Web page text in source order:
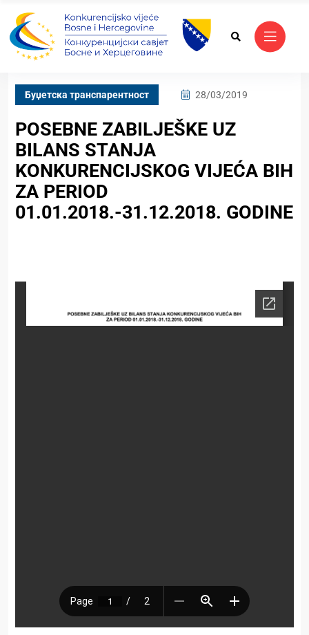
Буџетска транспарентност 28/03/2019
POSEBNE ZABILJEŠKE UZ
BILANS STANJA
KONKURENCIJSKOG VIJEĆA BIH
ZA PERIOD
01.01.2018.-31.12.2018. GODINE